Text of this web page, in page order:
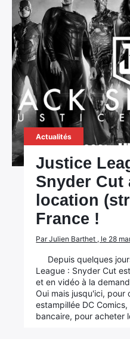
Actualités
Justice
Snyder Cut
location
France !
Par Julien Barthet , le 28
Depuis quelques
League : Snyder Cut
et en vidéo à la
Oui mais jusqu'ici,
estampillée DC
bancaire, pour acheter